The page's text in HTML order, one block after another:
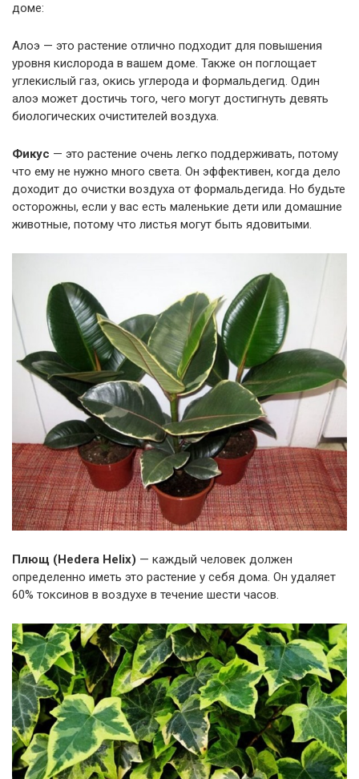
доме:
Алоэ — это растение отлично подходит для повышения
уровня кислорода в вашем доме. Также он поглощает
углекислый газ, окись углерода и формальдегид. Один
алоэ может достичь того, чего могут достигнуть девять
биологических очистителей воздуха.
Фикус — это растение очень легко поддерживать, потому
что ему не нужно много света. Он эффективен, когда дело
доходит до очистки воздуха от формальдегида. Но будьте
осторожны, если у вас есть маленькие дети или домашние
животные, потому что листья могут быть ядовитыми.
Плющ (Hedera Helix) — каждый человек должен
определенно иметь это растение у себя дома. Он удаляет
60% токсинов в воздухе в течение шести часов.